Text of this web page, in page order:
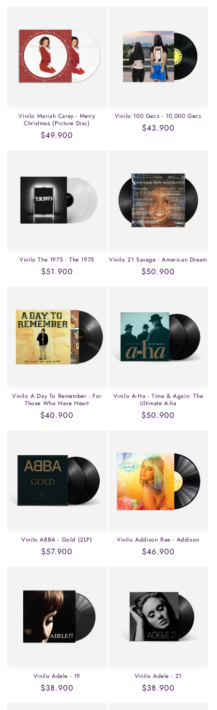
Vinilo Mariah Carey - Merry
Christmas (Picture Disc)
Precio
$49.900
Vinilo 100 Gecs - 10,000 Gecs
Precio
$43.900
Vinilo The 1975 - The 1975
Precio
$51.900
Vinilo 21 Savage - American Dream
Precio
$50.900
Vinilo A Day To Remember - For
Those Who Have Heart
Precio
$40.900
Vinilo A-Ha - Time & Again: The
Ultimate A-ha
Precio
$50.900
Vinilo ABBA - Gold (2LP)
Precio
$57.900
Vinilo Addison Rae - Addison
Precio
$46.900
Vinilo Adele - 19
Precio
$38.900
Vinilo Adele - 21
Precio
$38.900